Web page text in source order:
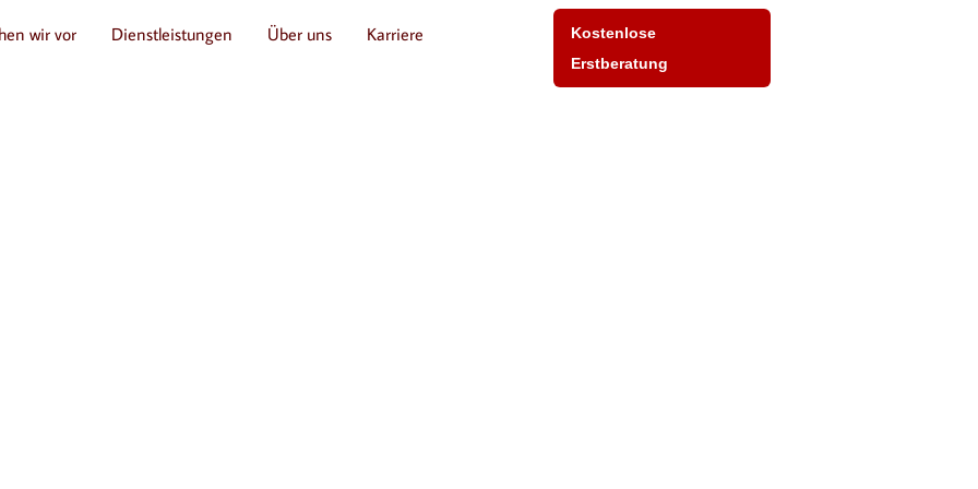
wir vor Dienstleistungen Über uns
Karriere
Kostenlose
Erstberatung